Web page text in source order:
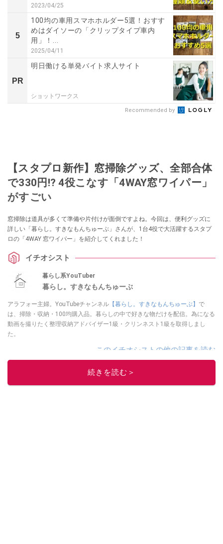
2023/04/25
5
100均の車用スマホホルダー5選！おすす
めはダイソーの「クリップタイプ車内
用」！...
2025/04/11
PR
明日働ける単発バイト求人サイト
ショットワークス
Recommended by
【スタプロ新作】窓掃除グッズ、全部合体
で330円!? 4役こなす「4WAY窓ワイパー」
がすごい
窓掃除は道具が多くて準備や片付けが面倒ですよね。今回は、便利グッズに
詳しい「暮らし。すきなもんちゅーぶ」さんが、1台4役で大活躍するスタプ
ロの「4WAY 窓ワイパー」を紹介してくれました！
イチオシスト
暮らし系YouTuber
暮らし。すきなもんちゅーぶ
アラフォー主婦。YouTubeチャンネル 【暮らし。すきなもんちゅーぶ】 で
は、掃除・収納・100均購入品。暮らしの中で好きな物だけを配信。為になる
動画を撮りたく整理収納アドバイザー1級・クリンネスト1級を取得しまし
た。
このイチオシストの他の記事を読む
続きを読む＞